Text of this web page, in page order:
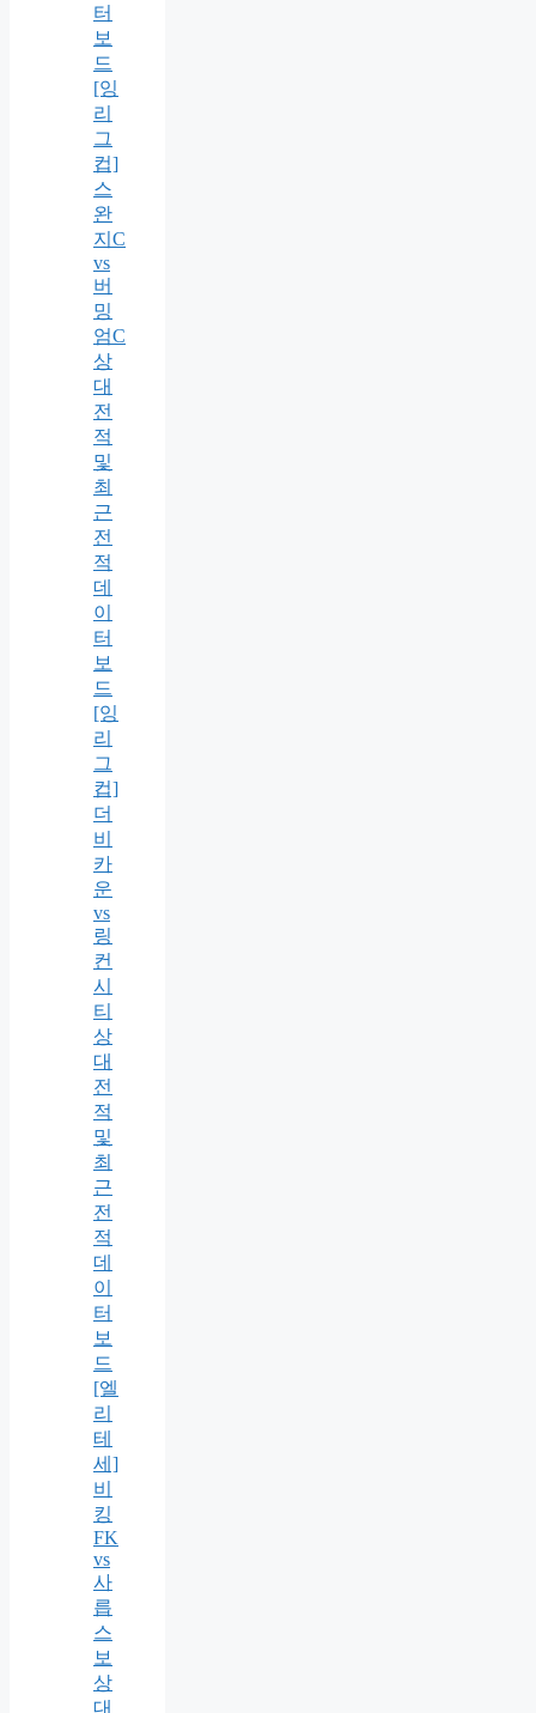
터
보
드
[잉
리
그
컵]
스
완
지C
vs
버
밍
엄C
상
대
전
적
및
최
근
전
적
데
이
터
보
드
[잉
리
그
컵]
더
비
카
운
vs
링
컨
시
티
상
대
전
적
및
최
근
전
적
데
이
터
보
드
[엘
리
테
세]
비
킹
FK
vs
사
릅
스
보
상
대